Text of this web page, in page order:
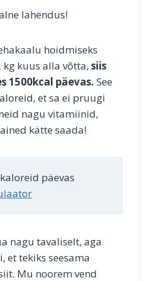
lahendus!
hoidmiseks
kg kuus alla võtta, siis
1500kcal päevas. See
et sa ei pruugi
nagu vitamiinid,
kätte saada!
päevas
nagu tavaliselt, aga
et tekiks seesama
Mu noorem vend